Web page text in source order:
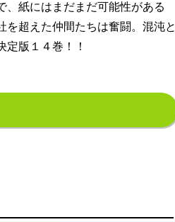
、紙にはまだまだ可能性がある
を超えた仲間たちは奮闘。混沌と
版１４巻！！